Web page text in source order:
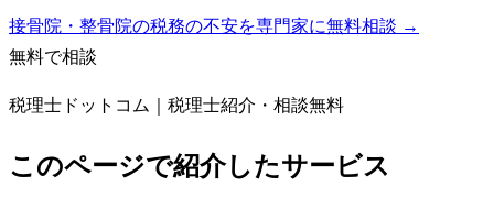
接骨院・整骨院の税務の不安を専門家に無料相談 →
無料で相談
税理士ドットコム｜税理士紹介・相談無料
このページで紹介したサービス